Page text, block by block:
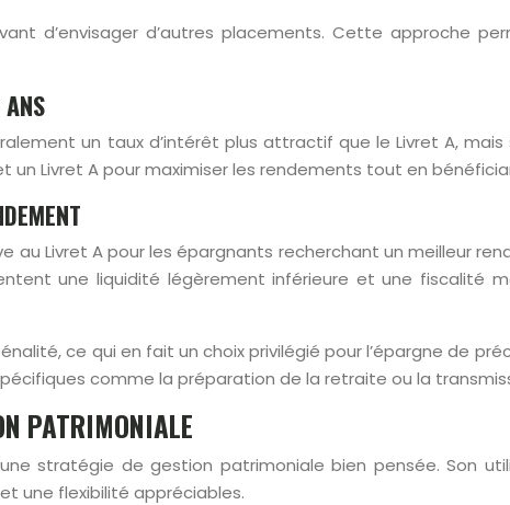
d’envisager d’autres placements. Cette approche
un taux d’intérêt plus attractif que le Livret A,
Livret A pour maximiser les rendements tout en
Livret A pour les épargnants recherchant un meilleur
une liquidité légèrement inférieure et une fiscalité
ce qui en fait un choix privilégié pour l’épargne de
comme la préparation de la retraite ou la
PATRIMONIALE
stratégie de gestion patrimoniale bien pensée. Son
une flexibilité appréciables.